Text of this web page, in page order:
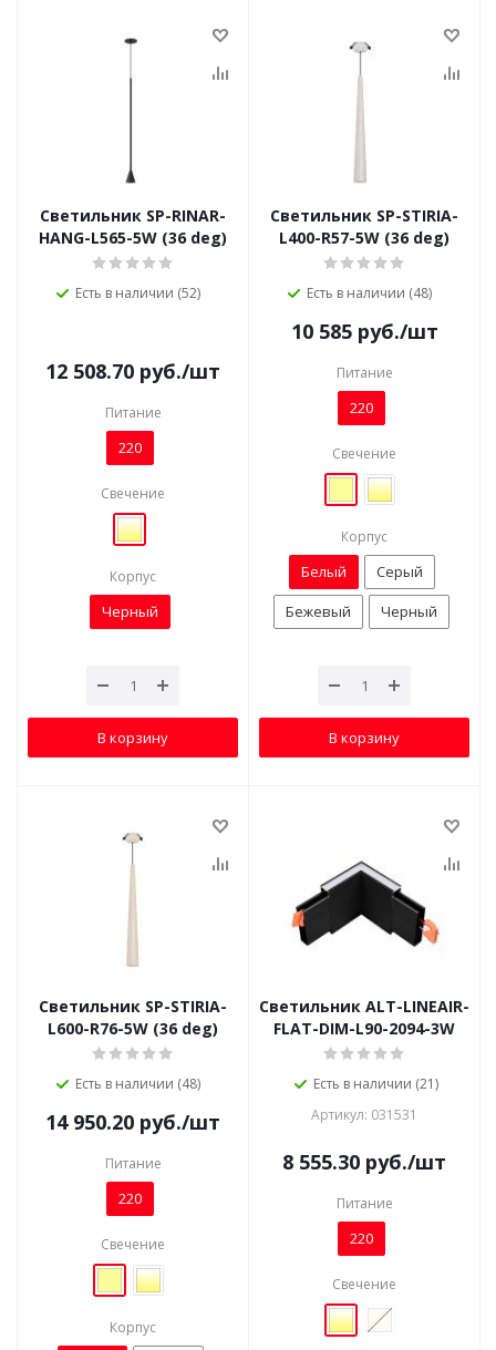
Светильник SP-RINAR-
HANG-L565-5W (36 deg)
Есть в наличии (52)
12 508.70 руб./шт
Питание
220
Свечение
Корпус
Черный
В корзину
Светильник SP-STIRIA-
L400-R57-5W (36 deg)
Есть в наличии (48)
10 585руб./шт
Питание
220
Свечение
Корпус
Белый
Серый
Бежевый
Черный
В корзину
Светильник SP-STIRIA-
L600-R76-5W (36 deg)
Есть в наличии (48)
14 950.20 руб./шт
Питание
220
Свечение
Корпус
Светильник ALT-LINEAIR-
FLAT-DIM-L90-2094-3W
Есть в наличии (21)
Артикул: 031531
8 555.30 руб./шт
Питание
220
Свечение